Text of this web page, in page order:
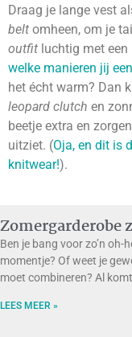
Draag je lange vest
belt omheen, om je
outfit luchtig met
welke manieren jij
het écht warm? Dan
leopard clutch en
beetje extra en
uitziet. (Oja, en dit is
knitwear!).
Zomergarderobe
Ben je bang voor zo’n
momentje? Of weet je
moet combineren? Al
LEES MEER »